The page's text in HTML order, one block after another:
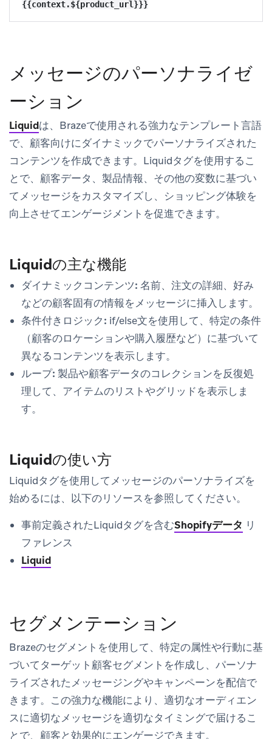
メッセージのパーソナライゼ
ーション
Liquidは、Brazeで使用される強力なテンプレート言語
で、顧客向けにダイナミックでパーソナライズされた
コンテンツを作成できます。Liquidタグを使用するこ
とで、顧客データ、製品情報、その他の変数に基づい
てメッセージをカスタマイズし、ショッピング体験を
向上させてエンゲージメントを促進できます。
Liquidの主な機能
ダイナミックコンテンツ: 名前、注文の詳細、好み
などの顧客固有の情報をメッセージに挿入します。
条件付きロジック: if/else文を使用して、特定の条件
（顧客のロケーションや購入履歴など）に基づいて
異なるコンテンツを表示します。
ループ: 製品や顧客データのコレクションを反復処
理して、アイテムのリストやグリッドを表示しま
す。
Liquidの使い方
Liquidタグを使用してメッセージのパーソナライズを
始めるには、以下のリソースを参照してください。
事前定義されたLiquidタグを含むShopifyデータ リ
ファレンス
Liquid
セグメンテーション
Brazeのセグメントを使用して、特定の属性や行動に基
づいてターゲット顧客セグメントを作成し、パーソナ
ライズされたメッセージングやキャンペーンを配信で
きます。この強力な機能により、適切なオーディエン
スに適切なメッセージを適切なタイミングで届けるこ
とで、顧客と効果的にエンゲージできます。